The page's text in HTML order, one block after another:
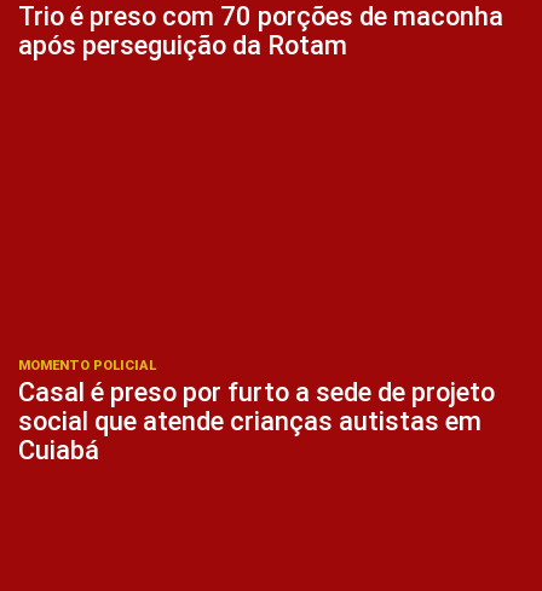
Trio é preso com 70 porções de maconha
após perseguição da Rotam
MOMENTO POLICIAL
Casal é preso por furto a sede de projeto
social que atende crianças autistas em
Cuiabá